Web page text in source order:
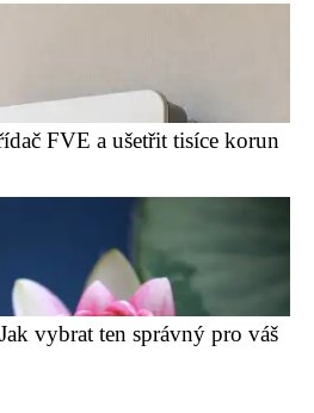
FVE a ušetřit tisíce korun
vybrat ten správný pro váš